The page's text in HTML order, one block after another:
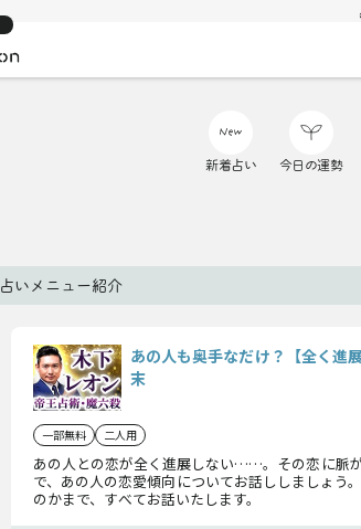
新着占い 今日の運勢
占いメニュー紹介
あの人も奥手なだけ？【全く進
末
一部無料 二人用
あの人との恋が全く進展しない……。その恋に脈
で、あの人の恋愛傾向についてお話ししましょう
のかまで、すべてお話いたします。